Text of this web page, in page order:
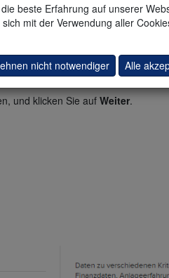
und klicken Sie auf Weiter.
beste Erfahrung auf unserer
mit der Verwendung aller
nicht notwendiger Alle